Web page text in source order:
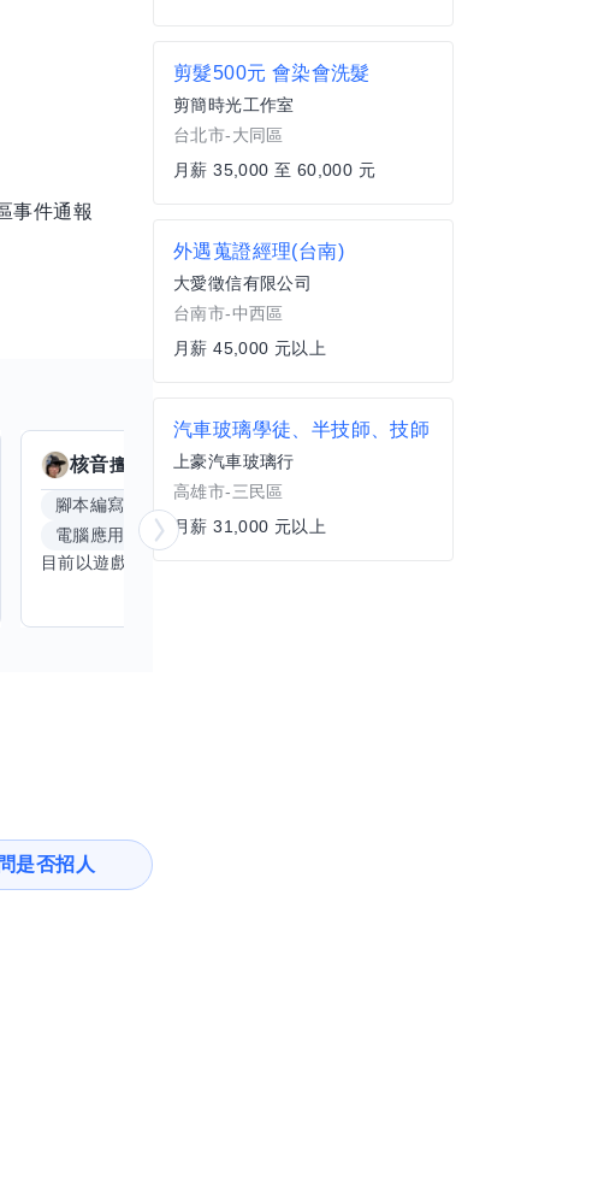
事件通報
核音擅長 個技能
腳本編寫 APP開發
手機遊戲
電腦應用相關
更多
問是否招人
剪髮500元 會染會洗髮
剪簡時光工作室
台北市-大同區
月薪 35,000 至 60,000 元
外遇蒐證經理(台南)
大愛徵信有限公司
台南市-中西區
月薪 45,000 元以上
汽車玻璃學徒、半技師、技師
上豪汽車玻璃行
高雄市-三民區
月薪 31,000 元以上